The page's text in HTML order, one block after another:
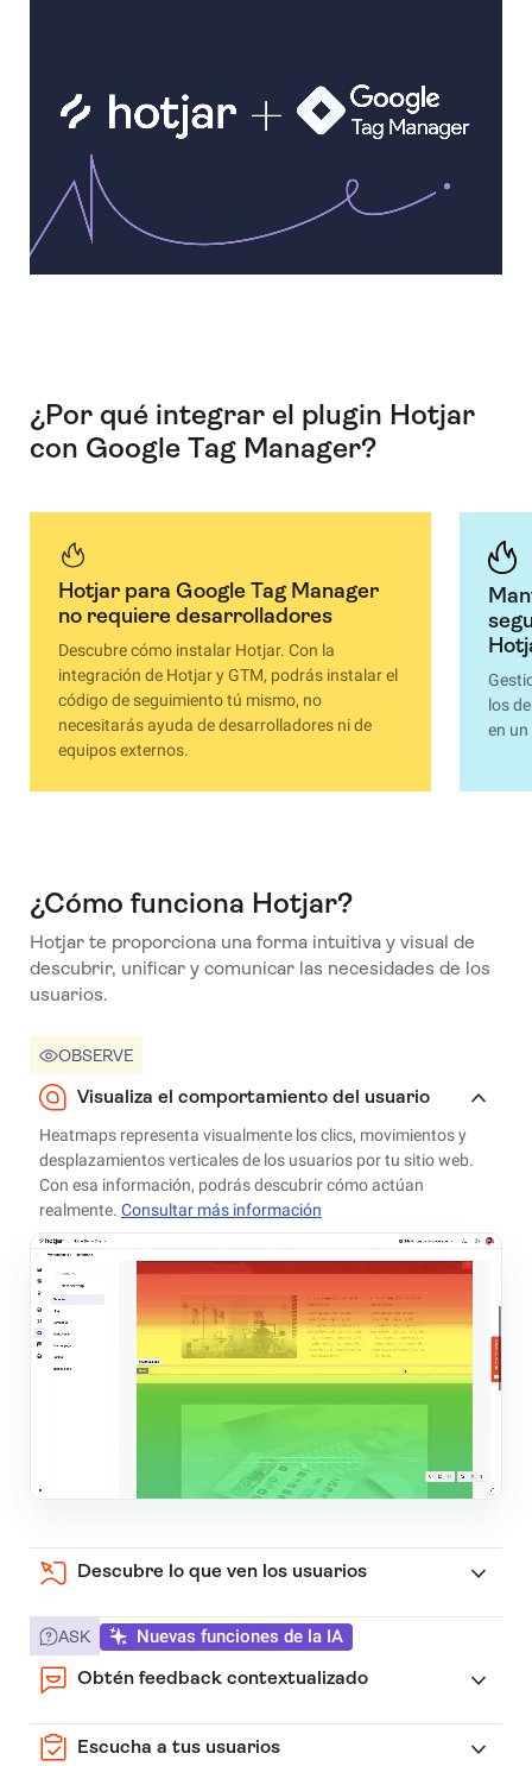
¿Por qué integrar el plugin Hotjar
con Google Tag Manager?
Hotjar para Google Tag Manager
no requiere desarrolladores
Descubre cómo instalar Hotjar. Con la
integración de Hotjar y GTM, podrás instalar el
código de seguimiento tú mismo, no
necesitarás ayuda de desarrolladores ni de
equipos externos.
los
en
¿Cómo funciona Hotjar?
Hotjar te proporciona una forma intuitiva y visual de
descubrir, unificar y comunicar las necesidades de los
usuarios.
OBSERVE
Visualiza el comportamiento del usuario
Heatmaps representa visualmente los clics, movimientos y
desplazamientos verticales de los usuarios por tu sitio web.
Con esa información, podrás descubrir cómo actúan
realmente. Consultar más información
Descubre lo que ven los usuarios
ASK Nuevas funciones de la IA
Obtén feedback contextualizado
Escucha a tus usuarios